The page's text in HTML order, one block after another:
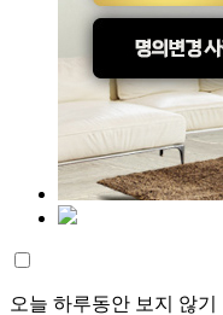
오늘 하루동안 보지 않기